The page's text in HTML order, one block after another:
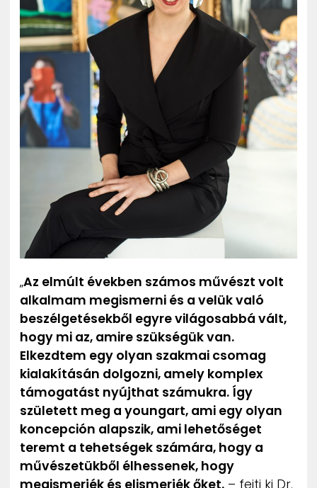
„Az elmúlt években számos művészt volt
alkalmam megismerni és a velük való
beszélgetésekből egyre világosabbá vált,
hogy mi az, amire szükségük van.
Elkezdtem egy olyan szakmai csomag
kialakításán dolgozni, amely komplex
támogatást nyújthat számukra. Így
született meg a youngart, ami egy olyan
koncepción alapszik, ami lehetőséget
teremt a tehetségek számára, hogy a
művészetükből élhessenek, hogy
megismerjék és elismerjék őket. – fejti ki Dr.